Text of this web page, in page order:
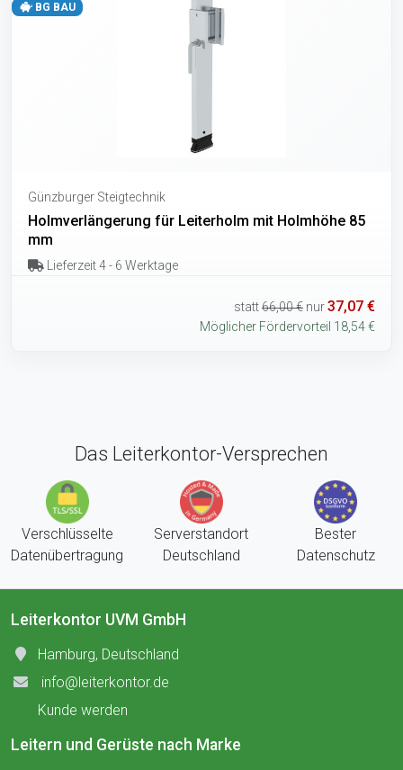
BG BAU
Günzburger Steigtechnik
Holmverlängerung für Leiterholm mit Holmhöhe 85
mm
Lieferzeit 4 - 6 Werktage
statt66,00 € nur37,07 €
Möglicher Fördervorteil 18,54 €
Das Leiterkontor-Versprechen
Verschlüsselte
Datenübertragung
Serverstandort
Deutschland
Bester
Datenschutz
Leiterkontor UVM GmbH
Hamburg, Deutschland
info@leiterkontor.de
Kunde werden
Leitern und Gerüste nach Marke